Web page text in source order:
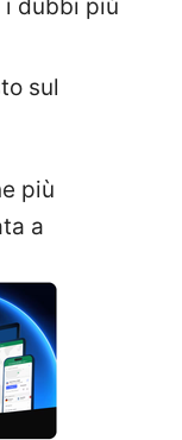
i dubbi più
sul
più
a